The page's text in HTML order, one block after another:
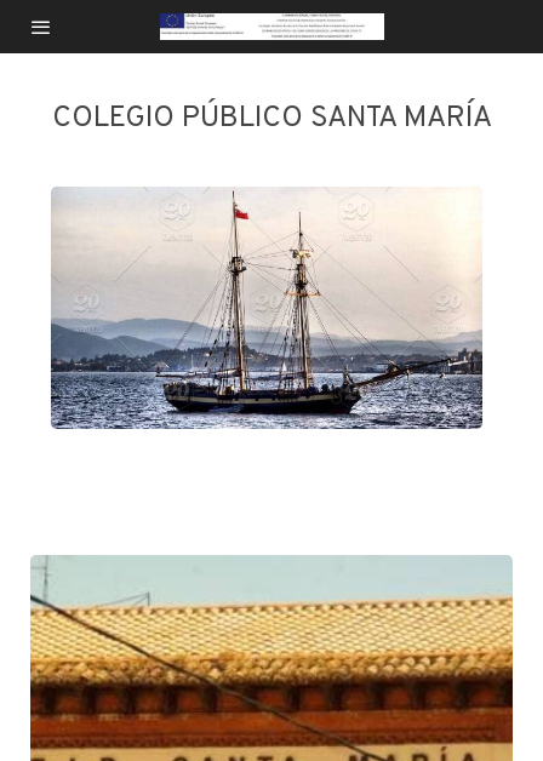
COLEGIO PÚBLICO SANTA MARÍA